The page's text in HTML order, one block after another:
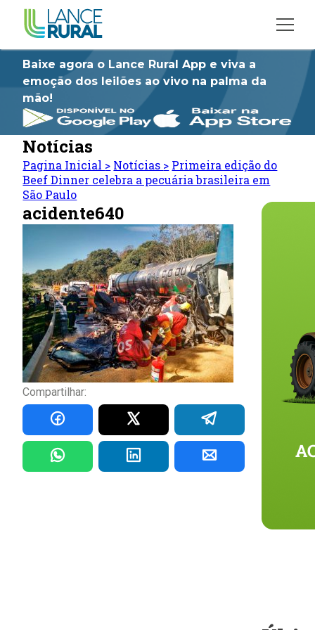
Baixe agora o Lance Rural App e viva a
emoção dos leilões ao vivo na palma da
mão!
Notícias
Pagina Inicial > Notícias > Primeira edição do
Beef Dinner celebra a pecuária brasileira em
São Paulo
acidente640
Compartilhar: